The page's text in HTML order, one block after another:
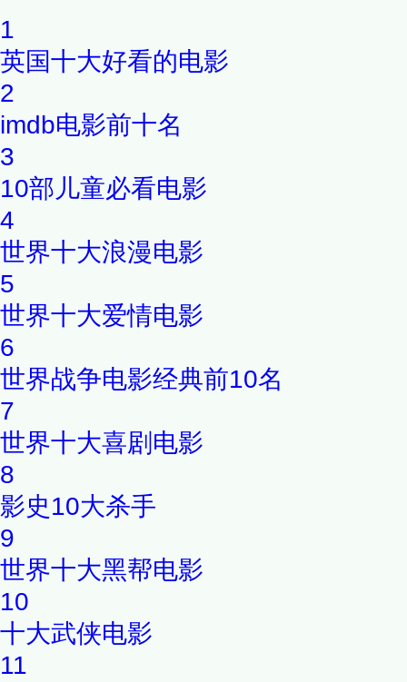
1
英国十大好看的电影
2
imdb电影前十名
3
10部儿童必看电影
4
世界十大浪漫电影
5
世界十大爱情电影
6
世界战争电影经典前10名
7
世界十大喜剧电影
8
影史10大杀手
9
世界十大黑帮电影
10
十大武侠电影
11